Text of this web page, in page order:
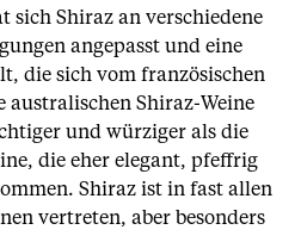
sich Shiraz an verschiedene
angepasst und eine
die sich vom französischen
australischen Shiraz-Weine
und würziger als die
die eher elegant, pfeffrig
Shiraz ist in fast allen
vertreten, aber besonders